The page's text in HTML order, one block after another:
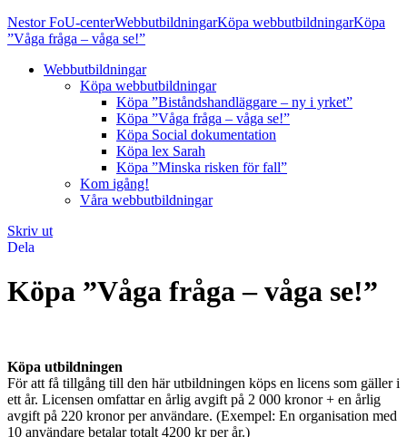
Nestor FoU-centerWebbutbildningarKöpa webbutbildningarKöpa
”Våga fråga – våga se!”
Webbutbildningar
Köpa webbutbildningar
Köpa ”Biståndshandläggare – ny i yrket”
Köpa ”Våga fråga – våga se!”
Köpa Social dokumentation
Köpa lex Sarah
Köpa ”Minska risken för fall”
Kom igång!
Våra webbutbildningar
Skriv ut
Dela
Köpa ”Våga fråga – våga se!”
Köpa utbildningen
För att få tillgång till den här utbildningen köps en licens som gäller i
ett år. Licensen omfattar en årlig avgift på 2 000 kronor + en årlig
avgift på 220 kronor per användare. (Exempel: En organisation med
10 användare betalar totalt 4200 kr per år.)